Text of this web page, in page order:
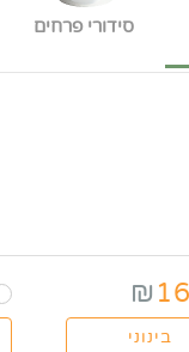
סידורי פרחים
₪
בינוני